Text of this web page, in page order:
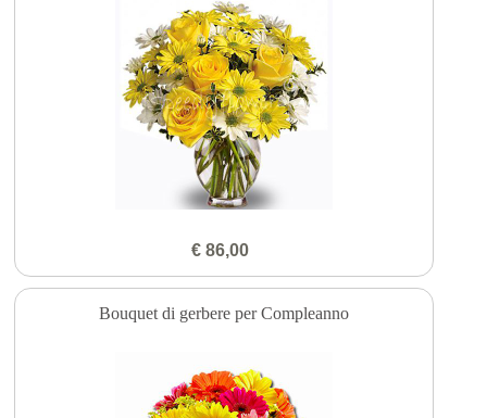
€ 86,00
Bouquet di gerbere per Compleanno